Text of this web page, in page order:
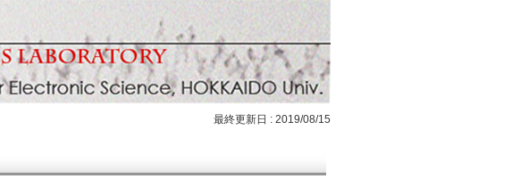
最終更新日 : 2019/08/15